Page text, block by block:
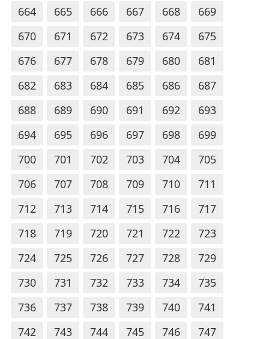
664
665 666 667 668
669
670
671 672 673 674
675
676
677 678 679 680
681
682
683 684 685 686
687
688
689 690 691 692
693
694
695 696 697 698
699
700
701 702 703 704
705
706
707 708 709 710
711
712
713 714 715 716
717
718
719 720 721 722
723
724
725 726 727 728
729
730
731 732 733 734
735
736
737 738 739 740
741
742
743 744 745 746
747